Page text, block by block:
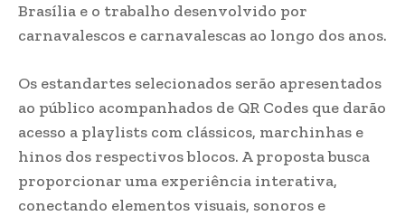
Brasília e o trabalho desenvolvido por
carnavalescos e carnavalescas ao longo dos anos.
Os estandartes selecionados serão apresentados
ao público acompanhados de QR Codes que darão
acesso a playlists com clássicos, marchinhas e
hinos dos respectivos blocos. A proposta busca
proporcionar uma experiência interativa,
conectando elementos visuais, sonoros e